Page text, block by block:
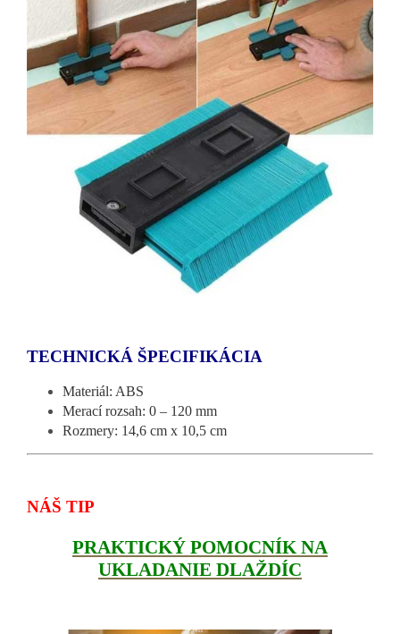
TECHNICKÁ ŠPECIFIKÁCIA
Materiál: ABS
Merací rozsah: 0 – 120 mm
Rozmery: 14,6 cm x 10,5 cm
NÁŠ TIP
PRAKTICKÝ POMOCNÍK NA
UKLADANIE DLAŽDÍC